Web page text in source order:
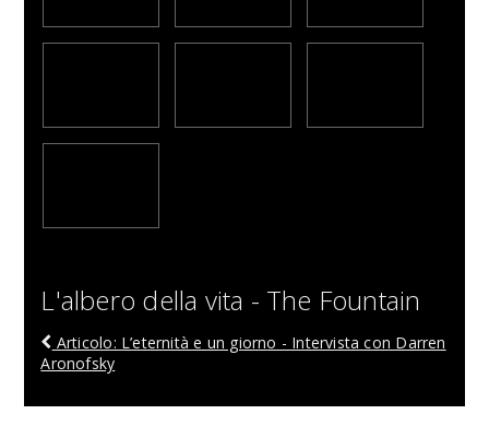
L'albero della vita - The Fountain
Articolo: L’eternità e un giorno - Intervista con Darren
Aronofsky